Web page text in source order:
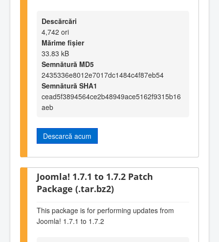
Descărcări
4,742 ori
Mărime fișier
33.83 kB
Semnătură MD5
2435336e8012e7017dc1484c4f87eb54
Semnătură SHA1
cead5f3894564ce2b48949ace5162f9315b16
aeb
Descarcă acum
Joomla! 1.7.1 to 1.7.2 Patch
Package (.tar.bz2)
This package is for performing updates from
Joomla! 1.7.1 to 1.7.2